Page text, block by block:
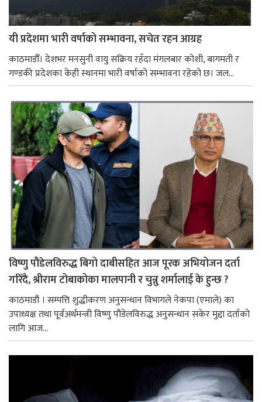
यी प्रदेशमा भारी वर्षाको सम्भावना, सचेत रहन आग्रह
काठमाडौँ। देशभर मनसुनी वायु सक्रिय रहँदा मंगलबार कोशी, बागमती र
गण्डकी प्रदेशका केही स्थानमा भारी वर्षाको सम्भावना रहेको छ। जल...
विष्णु पौडेलविरुद्ध बिगो दाबीसहित आज पूरक अभियोजन दर्ता
गरिँदै, श्रीराम टोबाकोका मालपानी र चुन्नु शर्मालाई के हुन्छ ?
काठमाडौं । सम्पत्ति शुद्धीकरण अनुसन्धान विभागले नेकपा (एमाले) का
उपाध्यक्ष तथा पूर्वअर्थमन्त्री विष्णु पौडेलविरुद्ध अनुसन्धान सकेर मुद्दा दर्ताको
लागि आज...